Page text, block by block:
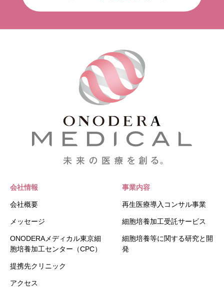
会社情報
会社概要
メッセージ
ONODERAメディカル東京細
胞培養加工センター（CPC）
提携先クリニック
アクセス
事業内容
再生医療導入コンサル事業
細胞培養加工受託サービス
細胞培養等に関する研究と開
発